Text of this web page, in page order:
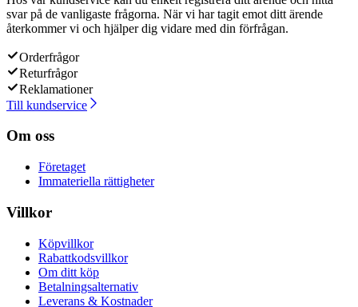
svar på de vanligaste frågorna. När vi har tagit emot ditt ärende
återkommer vi och hjälper dig vidare med din förfrågan.
Orderfrågor
Returfrågor
Reklamationer
Till kundservice
Om oss
Företaget
Immateriella rättigheter
Villkor
Köpvillkor
Rabattkodsvillkor
Om ditt köp
Betalningsalternativ
Leverans & Kostnader